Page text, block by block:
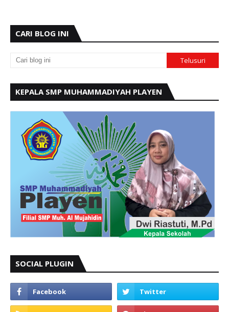
CARI BLOG INI
KEPALA SMP MUHAMMADIYAH PLAYEN
SOCIAL PLUGIN